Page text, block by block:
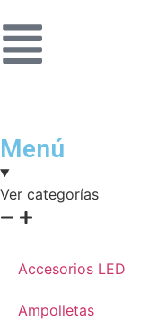
Menú
Ver categorías
Accesorios LED
Ampolletas